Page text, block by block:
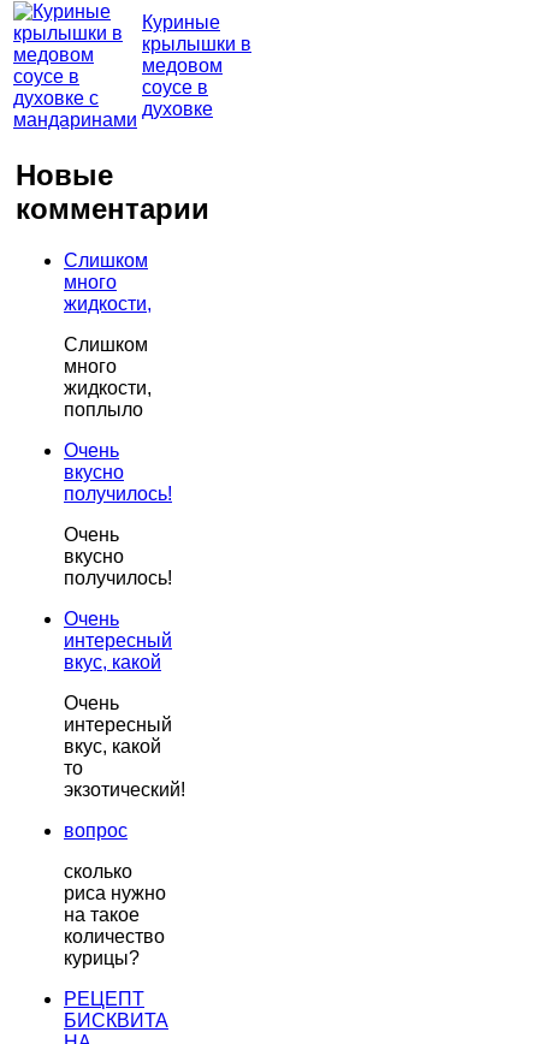
Куриные
крылышки в
медовом
соусе в
духовке
Новые
комментарии
Слишком
много
жидкости,
Слишком
много
жидкости,
поплыло
Очень
вкусно
получилось!
Очень
вкусно
получилось!
Очень
интересный
вкус, какой
Очень
интересный
вкус, какой
то
экзотический!
вопрос
сколько
риса нужно
на такое
количество
курицы?
РЕЦЕПТ
БИСКВИТА